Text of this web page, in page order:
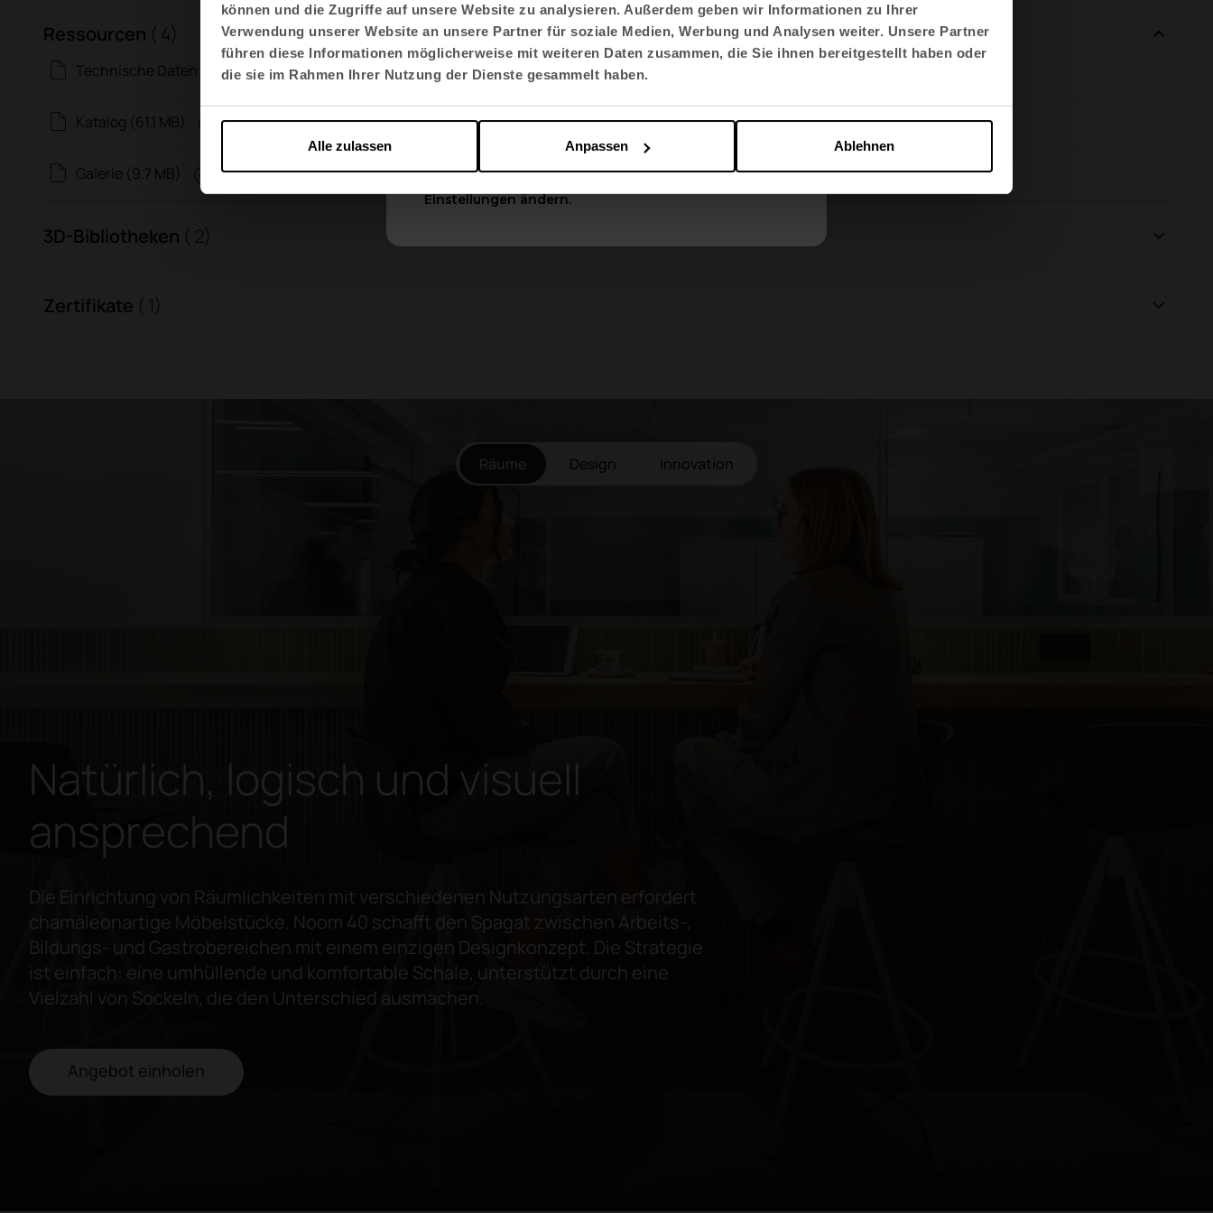
können und die Zugriffe auf unsere Website zu analysieren. Außerdem geben wir Informationen zu Ihrer
Verwendung unserer Website an unsere Partner für soziale Medien, Werbung und Analysen weiter. Unsere Partner
führen diese Informationen möglicherweise mit weiteren Daten zusammen, die Sie ihnen bereitgestellt haben oder
die sie im Rahmen Ihrer Nutzung der Dienste gesammelt haben.
Ablehnen
Anpassen
Alle zulassen
Ressourcen ( 4)
Technische Daten (1.7 MB)
Katalog (61.1 MB)
Galerie (9.7 MB)
3D-Bibliotheken ( 2)
Zertifikate ( 1)
Räume Design Innovation
Natürlich, logisch und visuell
ansprechend
Die Einrichtung von Räumlichkeiten mit verschiedenen Nutzungsarten erfordert
chamäleonartige Möbelstücke. Noom 40 schafft den Spagat zwischen Arbeits-,
Bildungs- und Gastrobereichen mit einem einzigen Designkonzept. Die Strategie
ist einfach: eine umhüllende und komfortable Schale, unterstützt durch eine
Vielzahl von Sockeln, die den Unterschied ausmachen.
Angebot einholen
Sprache auswählen
English US
Apply
Einstellungen ändern.